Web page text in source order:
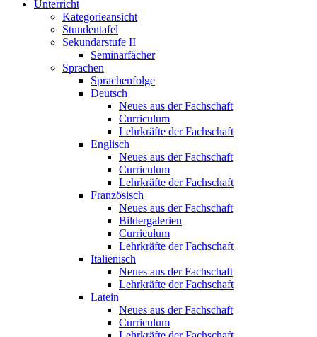
Unterricht
Kategorieansicht
Stundentafel
Sekundarstufe II
Seminarfächer
Sprachen
Sprachenfolge
Deutsch
Neues aus der Fachschaft
Curriculum
Lehrkräfte der Fachschaft
Englisch
Neues aus der Fachschaft
Curriculum
Lehrkräfte der Fachschaft
Französisch
Neues aus der Fachschaft
Bildergalerien
Curriculum
Lehrkräfte der Fachschaft
Italienisch
Neues aus der Fachschaft
Lehrkräfte der Fachschaft
Latein
Neues aus der Fachschaft
Curriculum